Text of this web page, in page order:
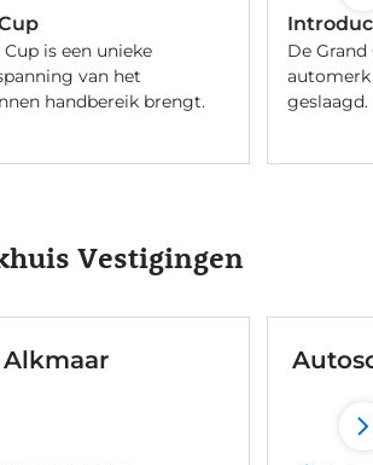
is een unieke
van het
handbereik brengt.
De
automerk
geslaagd.
Vestigingen